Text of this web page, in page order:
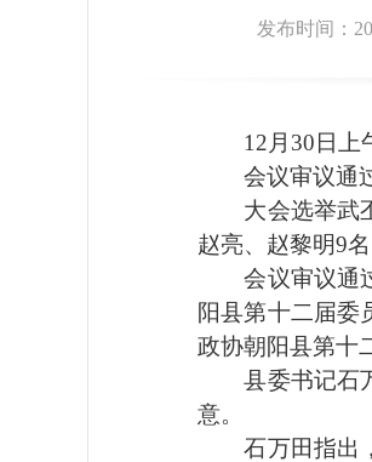
发布时间：
12月30日上午
会议审议通过
大会选举武丕
赵亮、赵黎明9
会议审议通过
阳县第十二届委
政协朝阳县第十
县委书记石万
意。
石万田指出，